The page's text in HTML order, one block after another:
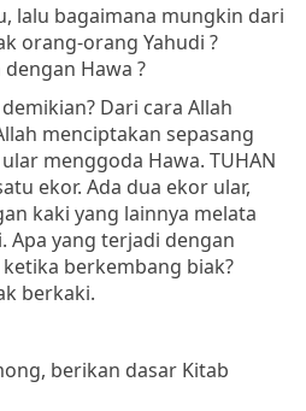
lalu bagaimana mungkin dari
orang-orang Yahudi ?
Hawa ?
Dari cara Allah
menciptakan sepasang
menggoda Hawa. TUHAN
ekor. Ada dua ekor ular,
kaki yang lainnya melata
Apa yang terjadi dengan
berkembang biak?
berkaki.
berikan dasar Kitab